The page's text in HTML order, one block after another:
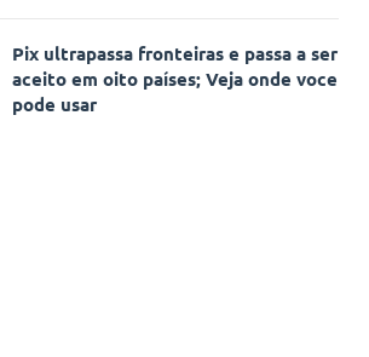
Pix ultrapassa fronteiras e passa a ser
aceito em oito países; Veja onde voce
pode usar